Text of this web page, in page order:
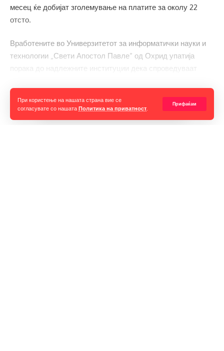
При користење на нашата страна вие се
согласувате со нашата Политика на приватност
Прифаќам
месец ќе добијат зголемување на платите за околу 22
отсто.
Вработените во Универзитетот за информатички науки и
технологии „Свети Апостол Павле“ од Охрид упатија
порака до надлежните институции дека спроведуваат
високообразовни институции.Прочитај ја целата вест